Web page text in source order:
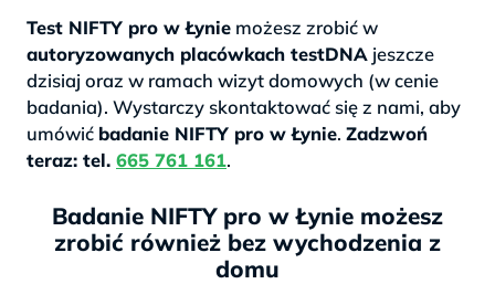
Test NIFTY pro w Łynie możesz zrobić w
autoryzowanych placówkach testDNA jeszcze
dzisiaj oraz w ramach wizyt domowych (w cenie
badania). Wystarczy skontaktować się z nami, aby
umówić badanie NIFTY pro w Łynie. Zadzwoń
teraz: tel. 665 761 161.
Badanie NIFTY pro w Łynie możesz
zrobić również bez wychodzenia z
domu